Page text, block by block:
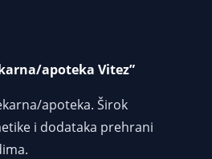
apoteka Vitez”
apoteka. Širok
i dodataka prehrani